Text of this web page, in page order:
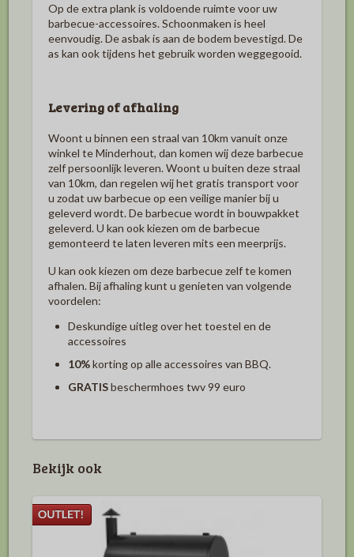
Op de extra plank is voldoende ruimte voor uw
barbecue-accessoires.Schoonmaken is heel
eenvoudig.De asbak is aan de bodem bevestigd.De
as kan ook tijdens het gebruik worden weggegooid.
Levering of afhaling
Woont u binnen een straal van 10km vanuit onze
winkel te Minderhout, dan komen wij deze barbecue
zelf persoonlijk leveren. Woont u buiten deze straal
van 10km, dan regelen wij het gratis transport voor
u zodat uw barbecue op een veilige manier bij u
geleverd wordt. De barbecue wordt in bouwpakket
geleverd. U kan ook kiezen om de barbecue
gemonteerd te laten leveren mits een meerprijs.
U kan ook kiezen om deze barbecue zelf te komen
afhalen. Bij afhaling kunt u genieten van volgende
voordelen:
Deskundige uitleg over het toestel en de
accessoires
10%korting op alle accessoires van BBQ.
GRATISbeschermhoes twv 99 euro
Bekijk ook